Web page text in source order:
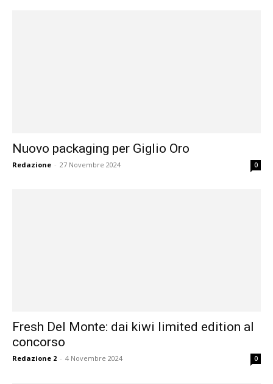
Nuovo packaging per Giglio Oro
Redazione - 27 Novembre 2024 0
Fresh Del Monte: dai kiwi limited edition al
concorso
Redazione 2 - 4 Novembre 2024 0